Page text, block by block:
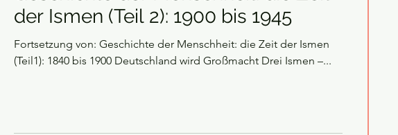
der Ismen (Teil 2): 1900 bis 1945
Fortsetzung von: Geschichte der Menschheit: die Zeit der Ismen
(Teil1): 1840 bis 1900 Deutschland wird Großmacht Drei Ismen –...